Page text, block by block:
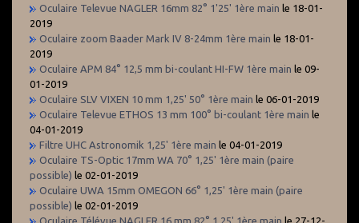
Oculaire Televue NAGLER 16mm 82° 1'25' 1ère main le 18-01-
2019
Oculaire zoom Baader Mark IV 8-24mm 1ère main le 18-01-
2019
Oculaire APM 84° 12,5 mm bi-coulant HI-FW 1ère main le 09-
01-2019
Oculaire SLV VIXEN 10 mm 1,25' 50° 1ère main le 06-01-2019
Oculaire Televue ETHOS 13 mm 100° bi-coulant 1ère main le
04-01-2019
Filtre UHC Astronomik 1,25' 1ère main le 04-01-2019
Oculaire TS-Optic 17mm WA 70° 1,25' 1ère main (paire
possible) le 02-01-2019
Oculaire UWA 15mm OMEGON 66° 1,25' 1ère main (paire
possible) le 02-01-2019
Oculaire Télévue NAGLER 16 mm 82° 1,25' 1ère main le 27-12-